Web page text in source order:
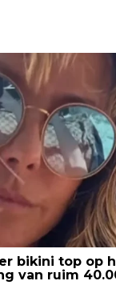
bikini top op
van ruim